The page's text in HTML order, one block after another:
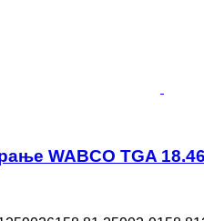
WABCO TGA